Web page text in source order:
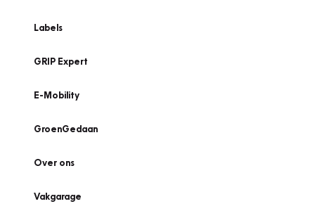
Labels
GRIP Expert
E-Mobility
GroenGedaan
Over ons
Vakgarage